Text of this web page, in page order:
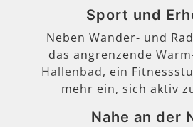
Sport und
Neben Wander- und
das angrenzende
Hallenbad, ein
mehr ein, sich aktiv
Nahe an der